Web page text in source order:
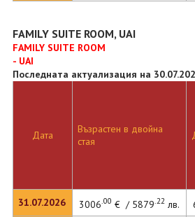
FAMILY SUITE ROOM, UAI
FAMILY SUITE ROOM
- UAI
Последната актуализация на
Дата
31.07.2026
Възрастен в двойна
стая
3006.00 € / 5879.22лв.